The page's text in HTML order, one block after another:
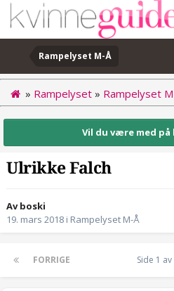
Rampelyset M-Å
» Rampelyset » Rampelyset
Vil du være med på
Ulrikke Falch
Av boski
19. mars 2018 i Rampelyset M-Å
FORRIGE Side 1 av